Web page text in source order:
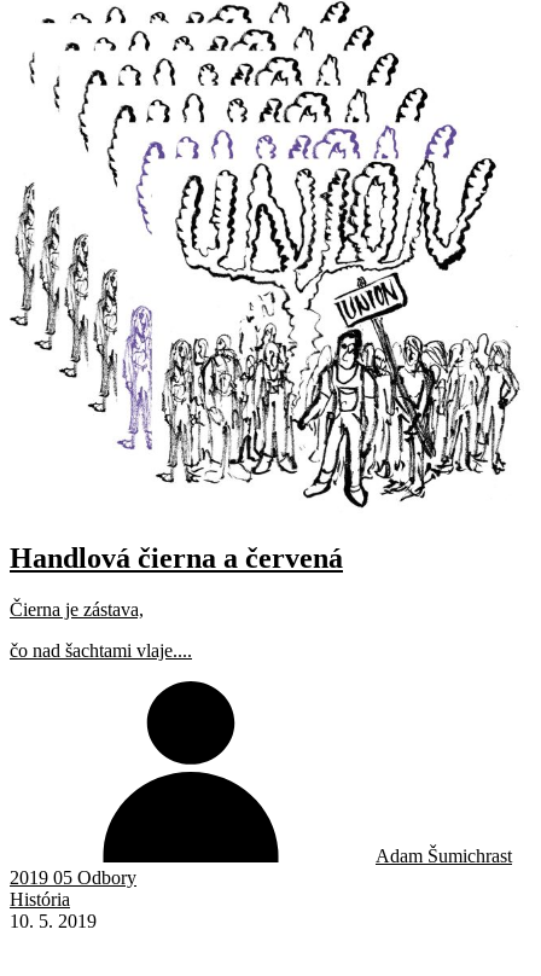
Handlová čierna a červená
Čierna je zástava,
čo nad šachtami vlaje....
Adam Šumichrast
2019 05 Odbory
História
10. 5. 2019